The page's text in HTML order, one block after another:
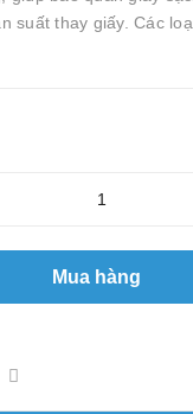
suất thay giấy. Các
Mua hàng